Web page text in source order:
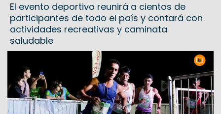
El evento deportivo reunirá a cientos de
participantes de todo el país y contará con
actividades recreativas y caminata
saludable